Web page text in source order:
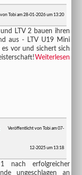
Tobi am 28-01-2026 um 13:20
und LTV 2 bauen ihren
aus - LTV U19 Mini
es vor und sichert sich
Weiterlesen
Veröffentlicht von Tobi am 07-
12-2025 um 13:18
nach erfolgreicher
ungeschlagen an